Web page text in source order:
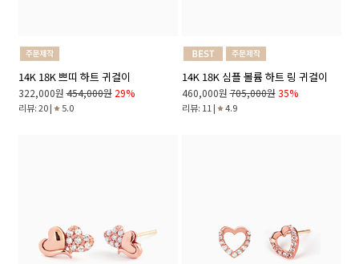
14K 18K 쁘띠 하트 귀걸이
322,000원 454,000원 29%
리뷰: 20 | 5.0
14K 18K 심플 볼륨 하트 링 귀걸이
460,000원 705,000원 35%
리뷰: 11 | 4.9